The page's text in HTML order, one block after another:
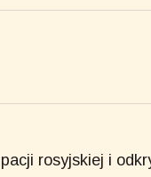
rosyjskiej i